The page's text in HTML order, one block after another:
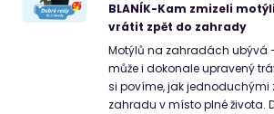
BLANÍK-Kam zmizeli
vrátit zpět do zahrady
Motýlů na zahradách ubývá
může i dokonale upravený
si povíme, jak
zahradu v místo plné života.